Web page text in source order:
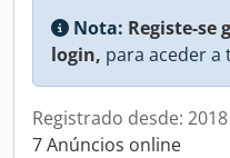
Nota: Registe-se
login, para aceder a
Registrado desde: 2018
7 Anúncios online